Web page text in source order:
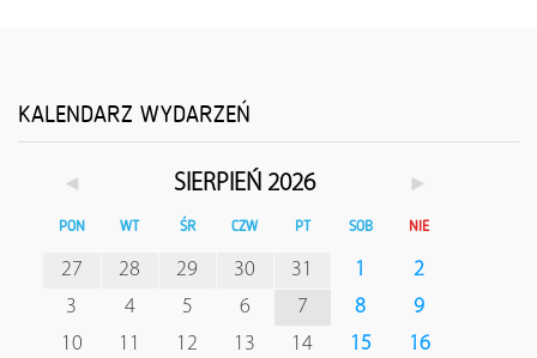
KALENDARZ WYDARZEŃ
◄ SIERPIEŃ 2026 ►
PON WT ŚR CZW PT SOB NIE
27 28 29 30 31 1
2
3
4 5 6 7 8
9
10
11 12 13 14 15
16